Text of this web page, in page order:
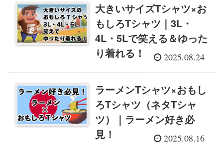
大きいサイズTシャツ×お
もしろTシャツ｜3L・
4L・5Lで笑える＆ゆった
り着れる！
2025.08.24
ラーメンTシャツ×おもし
ろTシャツ（ネタTシャ
ツ）｜ラーメン好き必
見！
2025.08.16